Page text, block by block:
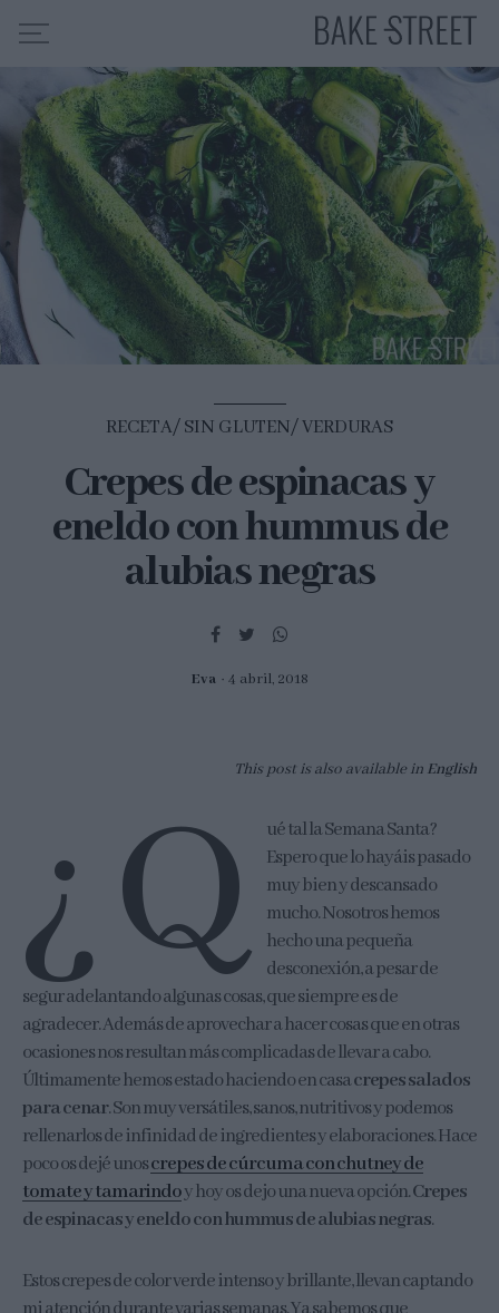
HOME
INDICE DE RECETAS
COLABORO CON
SOBRE MÍ
MIS CURSOS
CONTACTO
ES EN
RECETA SIN GLUTEN VERDURAS
Crepes de espinacas y
eneldo con hummus de
alubias negras
Eva 4 abril, 2018
This post is also available in English
¿Q
ué tal la Semana Santa?
Espero que lo hayáis pasado
muy bien y descansado
mucho. Nosotros hemos
hecho una pequeña
desconexión, a pesar de
segur adelantando algunas cosas, que siempre es de
agradecer. Además de aprovechar a hacer cosas que en otras
ocasiones nos resultan más complicadas de llevar a cabo.
Últimamente hemos estado haciendo en casacrepes salados
para cenar. Son muy versátiles, sanos, nutritivos y podemos
rellenarlos de infinidad de ingredientes y elaboraciones. Hace
poco os dejé unoscrepes de cúrcuma con chutney de
tomate y tamarindoy hoy os dejo una nueva opción.Crepes
de espinacas y eneldo con hummus de alubias negras.
Estos crepes de color verde intenso y brillante, llevan captando